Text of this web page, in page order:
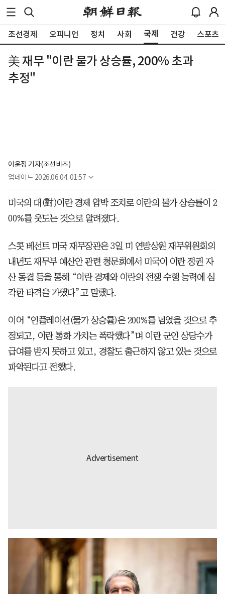
조선경제 오피니언 정치 사회 국제 건강 스포츠
美 재무 "이란 물가 상승률, 200% 초과
추정"
이윤정 기자(조선비즈)
업데이트 2026.06.04. 01:57
미국의 대(對)이란 경제 압박 조치로 이란의 물가 상승률이 2
00%를 웃도는 것으로 알려졌다.
스콧 베선트 미국 재무장관은 3일 미 연방상원 재무위원회의
내년도 재무부 예산안 관련 청문회에서 미국이 이란 정권 자
산 동결 등을 통해 “이란 경제와 이란의 전쟁 수행 능력에 심
각한 타격을 가했다”고 말했다.
이어 “인플레이션(물가 상승률)은 200%를 넘었을 것으로 추
정되고, 이란 통화 가치는 폭락했다”며 이란 군인 상당수가
급여를 받지 못하고 있고, 경찰도 출근하지 않고 있는 것으로
파악된다고 전했다.